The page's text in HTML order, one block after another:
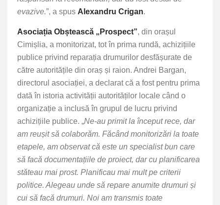
evazive.”, a spus Alexandru Crigan.
Asociația Obștească „Prospect”, din orașul
Cimișlia, a monitorizat, tot în prima rundă, achizițiile
publice privind reparația drumurilor desfășurate de
către autoritățile din oraș și raion. Andrei Bargan,
directorul asociației, a declarat că a fost pentru prima
dată în istoria activității autorităților locale când o
organizație a inclusă în grupul de lucru privind
achizițiile publice. „Ne-au primit la început rece, dar
am reușit să colaborăm. Făcând monitorizări la toate
etapele, am observat că este un specialist bun care
să facă documentațiile de proiect, dar cu planificarea
stăteau mai prost. Planificau mai mult pe criterii
politice. Alegeau unde să repare anumite drumuri și
cui să facă drumuri. Noi am transmis toate